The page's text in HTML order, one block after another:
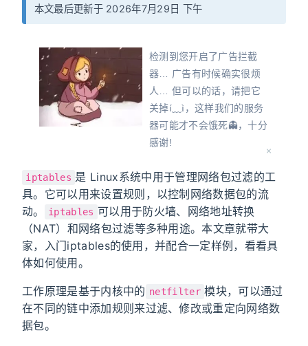
本文最后更新于 2026年7月29日 下午
检测到您开启了广告拦截
器… 广告有时候确实很烦
人… 但可以的话，请把它
关掉í﹏ì，这样我们的服务
器可能才不会饿死👻，十分
感谢!
have turned on an ad
blocker... Ads can
sometimes be really
annoying... But, if
possible, please turn it off
you very much!
iptables 是 Linux系统中用于管理网络包过滤的工
具。它可以用来设置规则，以控制网络数据包的流
动。
iptables 可以用于防火墙、网络地址转换
（NAT）和网络包过滤等多种用途。本文章就带大
家，入门iptables的使用，并配合一定样例，看看具
体如何使用。
工作原理是基于内核中的 netfilter 模块，可以通过
在不同的链中添加规则来过滤、修改或重定向网络数
据包。